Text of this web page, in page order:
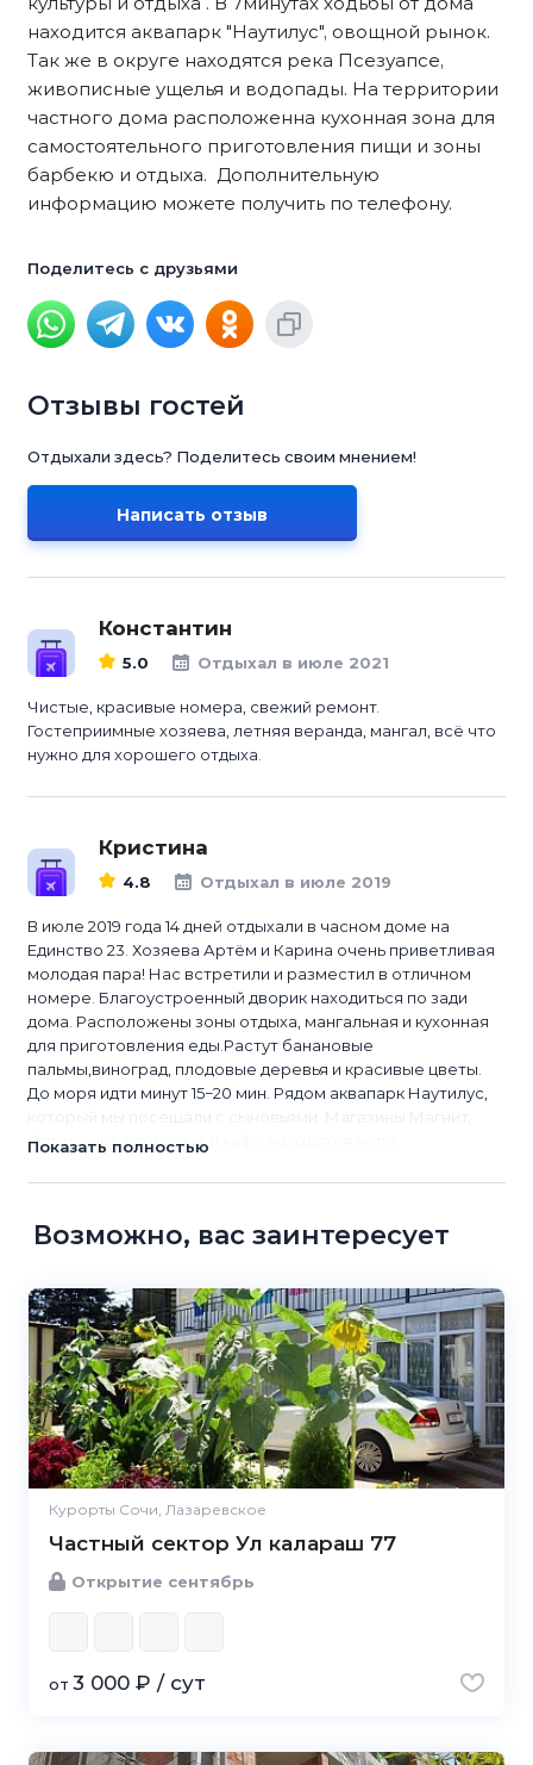
находится аквапарк "Наутилус", овощной рынок.
Так же в округе находятся река Псезуапсе,
живописные ущелья и водопады. На территории
частного дома расположенна кухонная зона для
самостоятельного приготовления пищи и зоны
барбекю и отдыха. Дополнительную
информацию можете получить по телефону.
Поделитесь с друзьями
Отзывы гостей
Отдыхали здесь? Поделитесь своим мнением!
Написать отзыв
Константин
5.0 Отдыхал в июле 2021
Чистые, красивые номера, свежий ремонт.
Гостеприимные хозяева, летняя веранда, мангал, всё что
нужно для хорошего отдыха.
Кристина
4.8 Отдыхал в июле 2019
В июле 2019 года 14 дней отдыхали в часном доме на
Единство 23. Хозяева Артём и Карина очень приветливая
молодая пара! Нас встретили и разместил в отличном
номере. Благоустроенный дворик находиться по зади
дома. Расположены зоны отдыха, мангальная и кухонная
для приготовления еды.Растут банановые
пальмы,виноград, плодовые деревья и красивые цветы.
До моря идти минут 15−20 мин. Рядом аквапарк Наутилус,
Пятерочка, столовые и кафе находятся непо...
Показать полностью
Возможно, вас заинтересует
Курорты Сочи, Лазаревское
Частный сектор Ул калараш 77
Открытие сентябрь
от 3 000 ₽ / сут